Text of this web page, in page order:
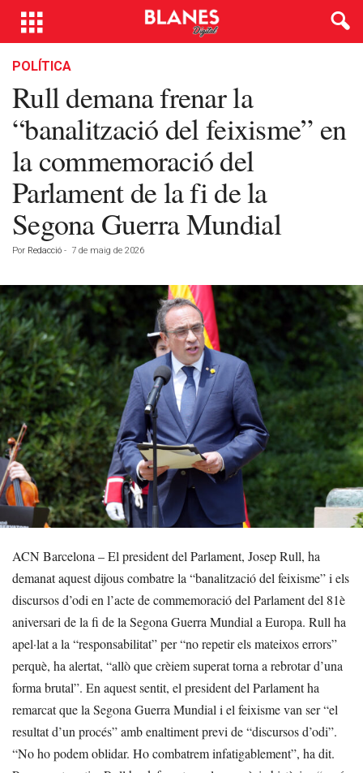
POLÍTICA
Rull demana frenar la
“banalització del feixisme” en
la commemoració del
Parlament de la fi de la
Segona Guerra Mundial
Por Redacció - 7 de maig de 2026
ACN Barcelona – El president del Parlament, Josep Rull, ha
demanat aquest dijous combatre la “banalització del feixisme” i els
discursos d’odi en l’acte de commemoració del Parlament del 81è
aniversari de la fi de la Segona Guerra Mundial a Europa. Rull ha
apel·lat a la “responsabilitat” per “no repetir els mateixos errors”
perquè, ha alertat, “allò que crèiem superat torna a rebrotar d’una
forma brutal”. En aquest sentit, el president del Parlament ha
remarcat que la Segona Guerra Mundial i el feixisme van ser “el
resultat d’un procés” amb enaltiment previ de “discursos d’odi”.
“No ho podem oblidar. Ho combatrem infatigablement”, ha dit.